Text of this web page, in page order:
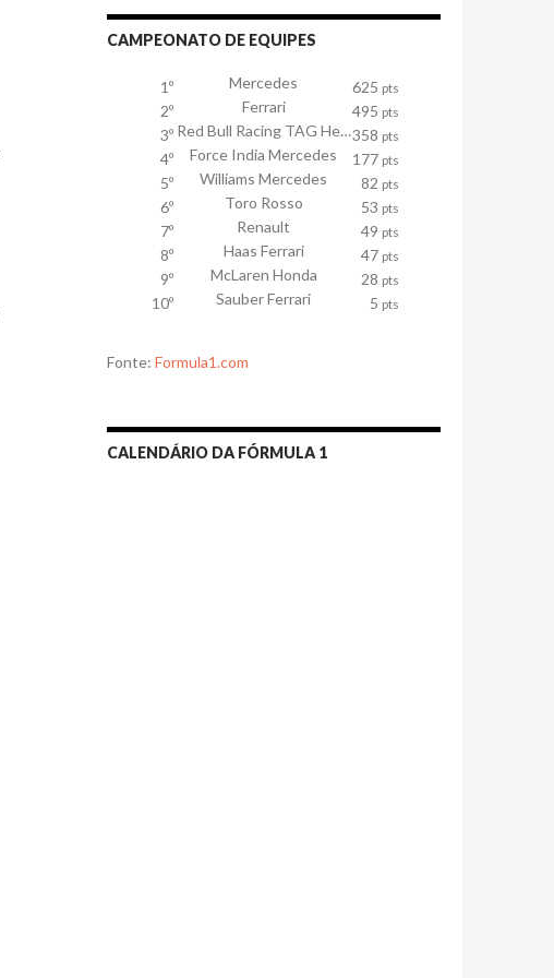
CAMPEONATO DE EQUIPES
1º Mercedes 625 pts
2º Ferrari 495 pts
3º Red Bull Racing TAG Heuer358 pts
4º Force India Mercedes 177 pts
5º Williams Mercedes 82 pts
6º Toro Rosso 53 pts
7º Renault 49 pts
8º Haas Ferrari 47 pts
9º McLaren Honda 28 pts
10º Sauber Ferrari 5 pts
Fonte: Formula1.com
CALENDÁRIO DA FÓRMULA 1